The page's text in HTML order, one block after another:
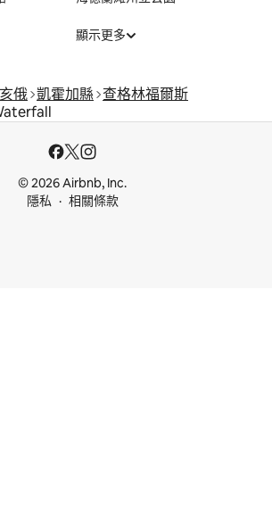
顯示更多
俄 凱霍加縣 查格林福爾斯
© 2026 Airbnb, Inc.
隱私
相關條款